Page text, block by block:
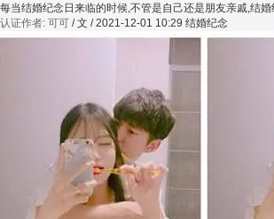
每当结婚纪念日来临的时候,不管是自己还是朋友亲戚,结
认证作者: 可可 / 文 / 2021-12-01 10:29 结婚纪念